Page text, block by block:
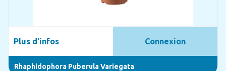
Rhaphidophora Puberula Variegata
Plus d'infos Connexion